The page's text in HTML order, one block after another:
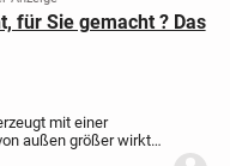
für Sie gemacht ? Das
mit einer
außen größer wirkt